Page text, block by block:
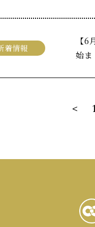
着情報
【
始ま
< 1